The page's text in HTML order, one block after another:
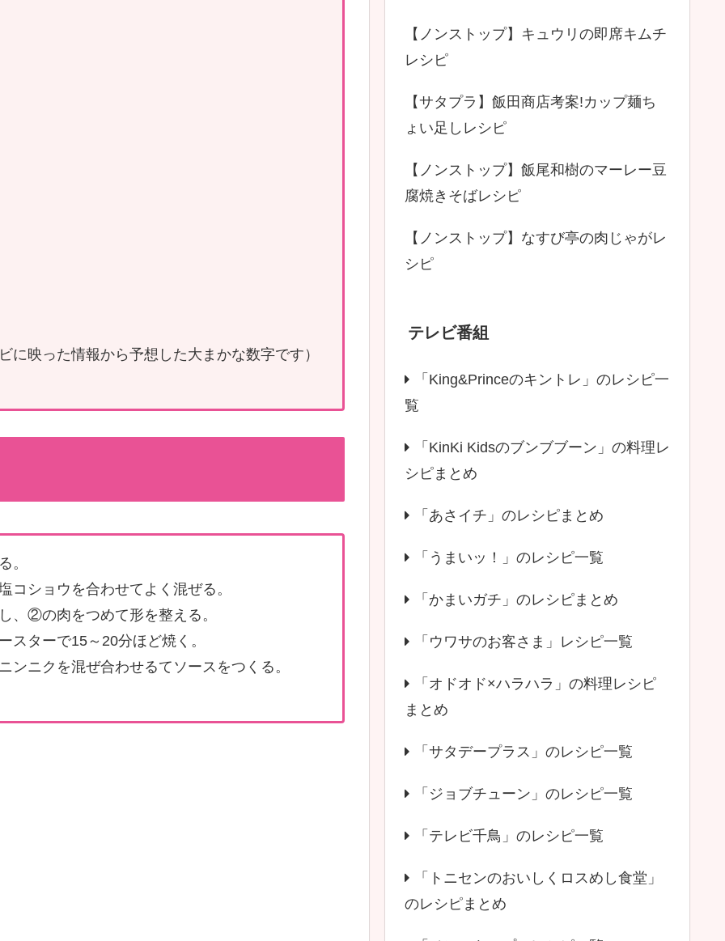
映った情報から予想した大まかな数字です）
。
ショウを合わせてよく混ぜる。
②の肉をつめて形を整える。
ターで15～20分ほど焼く。
ニクを混ぜ合わせるてソースをつくる。
【ノンストップ】キュウリの即席キムチ
レシピ
【サタプラ】飯田商店考案!カップ麺ち
ょい足しレシピ
【ノンストップ】飯尾和樹のマーレー豆
腐焼きそばレシピ
【ノンストップ】なすび亭の肉じゃがレ
シピ
テレビ番組
「King&Princeのキントレ」のレシピ一
覧
「KinKi Kidsのブンブブーン」の料理レ
シピまとめ
「あさイチ」のレシピまとめ
「うまいッ！」のレシピ一覧
「かまいガチ」のレシピまとめ
「ウワサのお客さま」レシピ一覧
「オドオド×ハラハラ」の料理レシピ
まとめ
「サタデープラス」のレシピ一覧
「ジョブチューン」のレシピ一覧
「テレビ千鳥」のレシピ一覧
「トニセンのおいしくロスめし食堂」
のレシピまとめ